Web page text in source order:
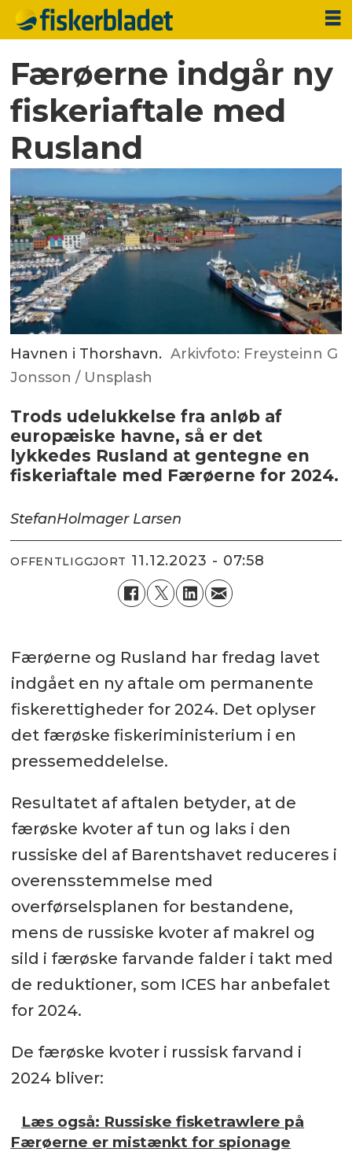
Færøerne indgår ny
fiskeriaftale med
Rusland
Havnen i Thorshavn. Arkivfoto: Freysteinn G
Jonsson / Unsplash
Trods udelukkelse fra anløb af
europæiske havne, så er det
lykkedes Rusland at gentegne en
fiskeriaftale med Færøerne for 2024.
StefanHolmager Larsen
OFFENTLIGGJORT 11.12.2023 - 07:58
Færøerne og Rusland har fredag lavet
indgået en ny aftale om permanente
fiskerettigheder for 2024. Det oplyser
det færøske fiskeriministerium i en
pressemeddelelse.
Resultatet af aftalen betyder, at de
færøske kvoter af tun og laks i den
russiske del af Barentshavet reduceres i
overensstemmelse med
overførselsplanen for bestandene,
mens de russiske kvoter af makrel og
sild i færøske farvande falder i takt med
de reduktioner, som ICES har anbefalet
for 2024.
De færøske kvoter i russisk farvand i
2024 bliver:
Læs også: Russiske fisketrawlere på
Færøerne er mistænkt for spionage